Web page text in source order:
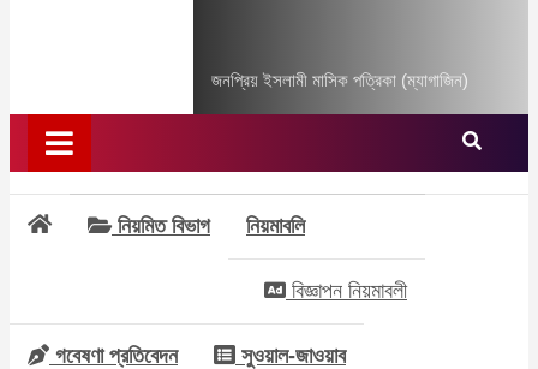
জনপ্রিয় ইসলামী মাসিক পত্রিকা (ম্যাগাজিন)
নিয়মিত বিভাগ নিয়মাবলি
বিজ্ঞাপন নিয়মাবলী
গবেষণা প্রতিবেদন সুওয়াল-জাওয়াব